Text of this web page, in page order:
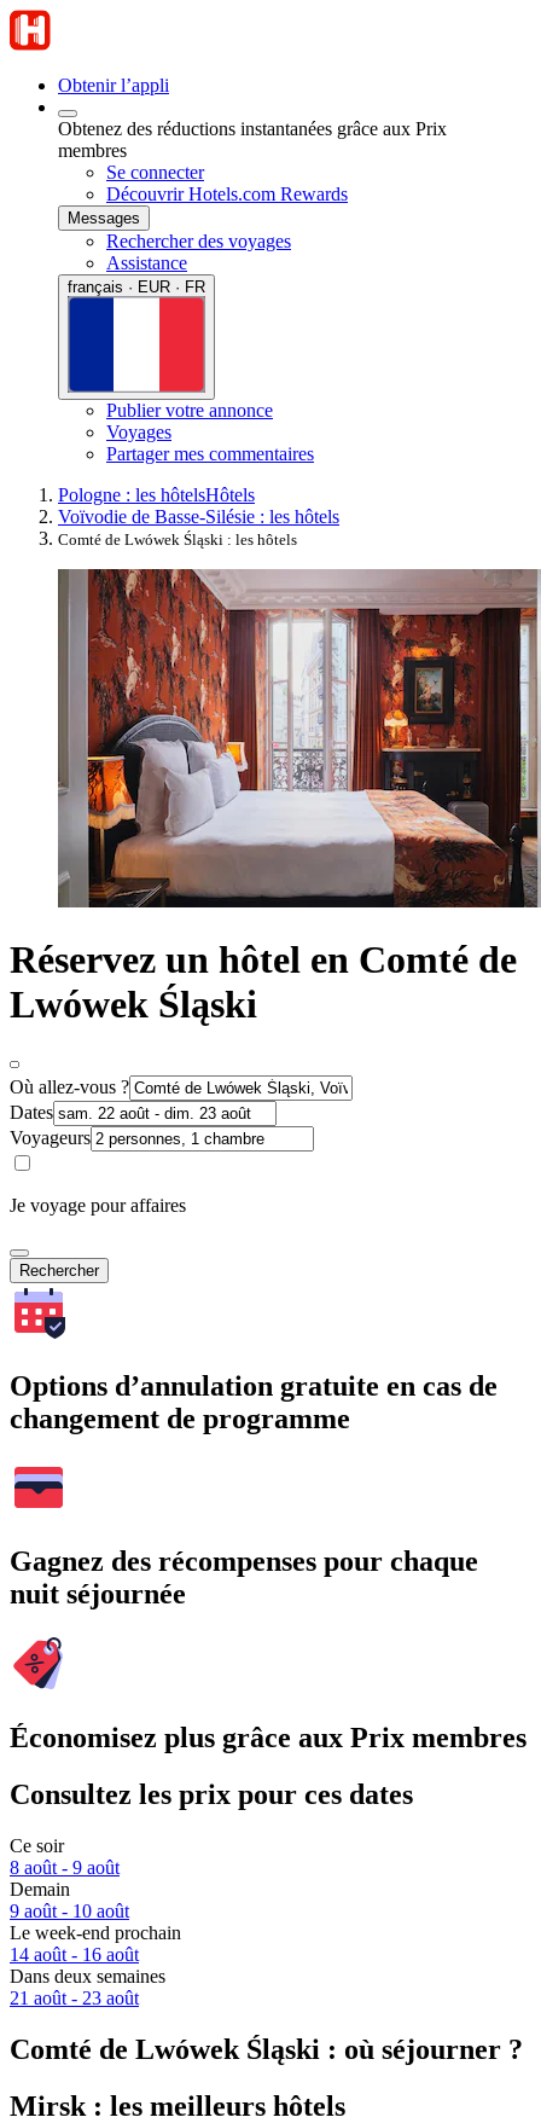
Obtenir l’appli
Obtenez des réductions instantanées grâce aux Prix
membres
Se connecter
Découvrir Hotels.com Rewards
Messages
Rechercher des voyages
Assistance
français · EUR · FR
Publier votre annonce
Voyages
Partager mes commentaires
Pologne : les hôtelsHôtels
Voïvodie de Basse-Silésie : les hôtels
Comté de Lwówek Śląski : les hôtels
Réservez un hôtel en Comté de
Lwówek Śląski
Où allez-vous ?
Dates
Voyageurs
Je voyage pour affaires
Rechercher
Options d’annulation gratuite en cas de
changement de programme
Gagnez des récompenses pour chaque
nuit séjournée
Économisez plus grâce aux Prix membres
Consultez les prix pour ces dates
Ce soir
8 août - 9 août
Demain
9 août - 10 août
Le week-end prochain
14 août - 16 août
Dans deux semaines
21 août - 23 août
Comté de Lwówek Śląski : où séjourner ?
Mirsk : les meilleurs hôtels